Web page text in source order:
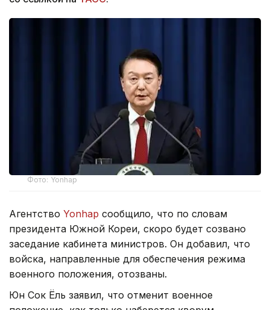
Фото: Yonhap
Агентство Yonhap сообщило, что по словам
президента Южной Кореи, скоро будет созвано
заседание кабинета министров. Он добавил, что
войска, направленные для обеспечения режима
военного положения, отозваны.
Юн Сок Ёль заявил, что отменит военное